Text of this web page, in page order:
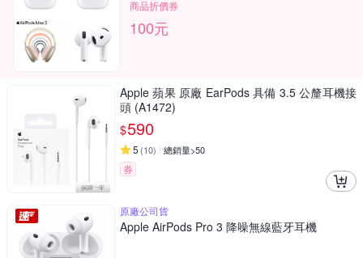
商品折價券
100元
Apple 蘋果 原廠 EarPods 具備 3.5 公釐耳機接
頭 (A1472)
$590
5 (10) 總銷量>50
券
原廠公司貨
Apple AirPods Pro 3 降噪無線藍牙耳機